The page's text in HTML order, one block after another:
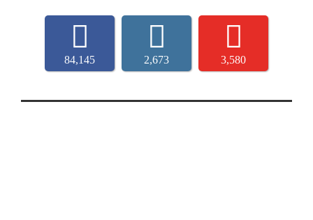
84,145 2,673 3,580